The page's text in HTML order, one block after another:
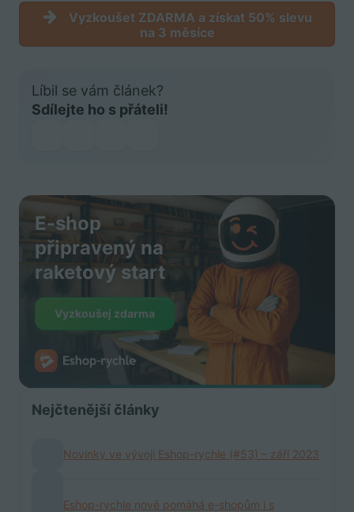
Vyzkoušet ZDARMA a získat 50% slevu
na 3 měsíce
Líbil se vám článek?
Sdílejte ho s přáteli!
E-shop
připravený na
raketový start
Vyzkoušej zdarma
Nejčtenější články
Novinky ve vývoji Eshop-rychle (#53) – září 2023
Eshop-rychle nově pomáhá e-shopům i s